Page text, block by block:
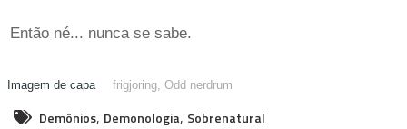
Então né... nunca se sabe.
frigjoring, Odd nerdrum
Demônios, Demonologia, Sobrenatural